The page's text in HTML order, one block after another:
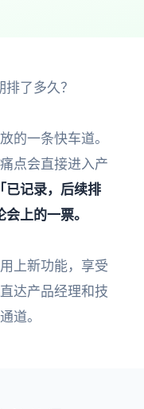
了多久？
的一条快车道。
点会直接进入产
已记录，后续排
上的一票。
上新功能，享受
达产品经理和技
道。